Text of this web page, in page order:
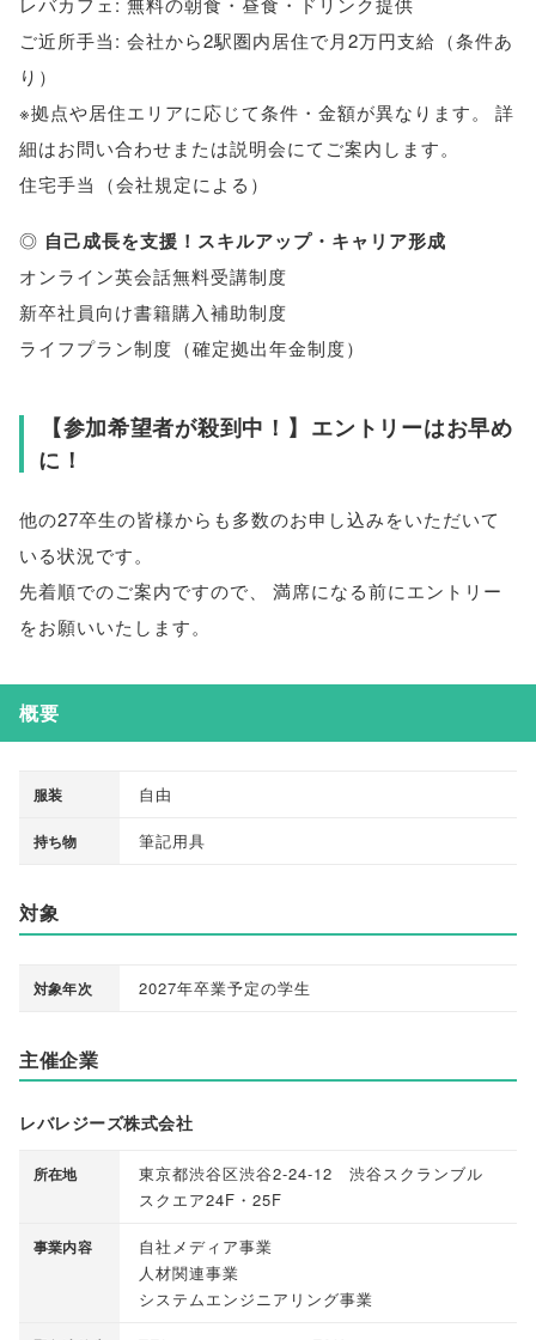
ご近所手当: 会社から2駅圏内居住で月2万円支給 （条件あ
り ）
※拠点や居住エリアに応じて条件・金額が異なります。
詳
細はお問い合わせまたは説明会にてご案内します。
住宅手当
（会社規定による ）
◎ 自己成長を支援！スキルアップ・キャリア形成
オンライン英会話無料受講制度
新卒社員向け書籍購入補助制度
ライフプラン制度 （確定拠出年金制度）
【参加希望者が殺到中！ 】 エントリーはお早め
に！
他の27卒生の皆様からも多数のお申し込みをいただいて
いる状況です。
先着順でのご案内ですので、
満席になる前にエントリー
をお願いいたします。
概要
服装 自由
持ち物 筆記用具
対象
対象年次 2027年卒業予定の学生
主催企業
レバレジーズ株式会社
所在地
東京都渋谷区渋谷2-24-12 渋谷スクランブル
スクエア24F・25F
事業内容
自社メディア事業
人材関連事業
システムエンジニアリング事業